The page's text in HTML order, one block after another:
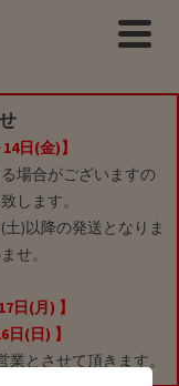
日(金)】
場合がございますの
します。
)以降の発送となりま
せ。
日(月) 】
(日) 】
とさせて頂きます。